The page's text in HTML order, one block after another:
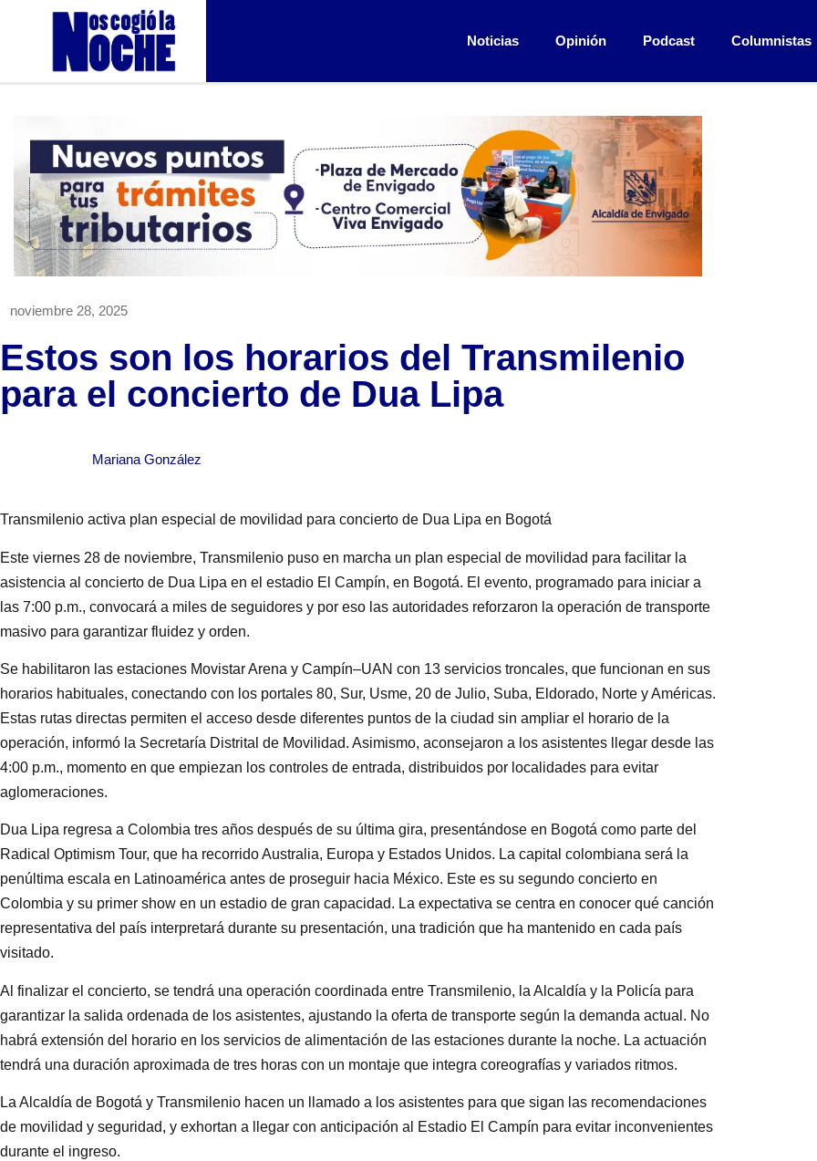
Noticias Opinión Podcast Columnistas
noviembre 28, 2025
Estos son los horarios del Transmilenio
para el concierto de Dua Lipa
Mariana González
Transmilenio activa plan especial de movilidad para concierto de Dua Lipa en Bogotá
Este viernes 28 de noviembre, Transmilenio puso en marcha un plan especial de movilidad para facilitar la
asistencia al concierto de Dua Lipa en el estadio El Campín, en Bogotá. El evento, programado para iniciar a
las 7:00 p.m., convocará a miles de seguidores y por eso las autoridades reforzaron la operación de transporte
masivo para garantizar fluidez y orden.
Se habilitaron las estaciones Movistar Arena y Campín–UAN con 13 servicios troncales, que funcionan en sus
horarios habituales, conectando con los portales 80, Sur, Usme, 20 de Julio, Suba, Eldorado, Norte y Américas.
Estas rutas directas permiten el acceso desde diferentes puntos de la ciudad sin ampliar el horario de la
operación, informó la Secretaría Distrital de Movilidad. Asimismo, aconsejaron a los asistentes llegar desde las
4:00 p.m., momento en que empiezan los controles de entrada, distribuidos por localidades para evitar
aglomeraciones.
Dua Lipa regresa a Colombia tres años después de su última gira, presentándose en Bogotá como parte del
Radical Optimism Tour, que ha recorrido Australia, Europa y Estados Unidos. La capital colombiana será la
penúltima escala en Latinoamérica antes de proseguir hacia México. Este es su segundo concierto en
Colombia y su primer show en un estadio de gran capacidad. La expectativa se centra en conocer qué canción
representativa del país interpretará durante su presentación, una tradición que ha mantenido en cada país
visitado.
Al finalizar el concierto, se tendrá una operación coordinada entre Transmilenio, la Alcaldía y la Policía para
garantizar la salida ordenada de los asistentes, ajustando la oferta de transporte según la demanda actual. No
habrá extensión del horario en los servicios de alimentación de las estaciones durante la noche. La actuación
tendrá una duración aproximada de tres horas con un montaje que integra coreografías y variados ritmos.
La Alcaldía de Bogotá y Transmilenio hacen un llamado a los asistentes para que sigan las recomendaciones
de movilidad y seguridad, y exhortan a llegar con anticipación al Estadio El Campín para evitar inconvenientes
durante el ingreso.